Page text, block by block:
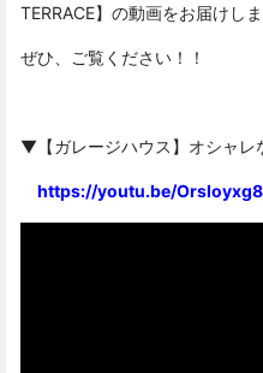
TERRACE】の動画をお届けしま
ぜひ、ご覧ください！！
▼【ガレージハウス】オシャ
https://youtu.be/